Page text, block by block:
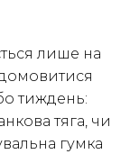
лише на
тиждень:
тяга, чи
гумка